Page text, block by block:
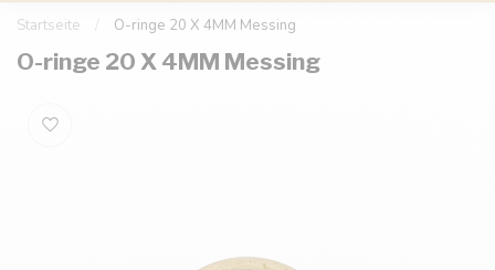
Startseite O-ringe 20 X 4MM Messing
O-ringe 20 X 4MM Messing